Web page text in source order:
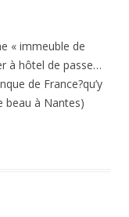
« immeuble de
à hôtel de passe…
de France?qu’y
beau à Nantes)